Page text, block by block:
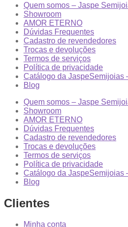
Quem somos – Jaspe
Showroom
AMOR ETERNO
Dúvidas Frequentes
Cadastro de revendedores
Trocas e devoluções
Termos de serviços
Política de privacidade
Catálogo da JaspeSemijoias
Blog
Quem somos – Jaspe
Showroom
AMOR ETERNO
Dúvidas Frequentes
Cadastro de revendedores
Trocas e devoluções
Termos de serviços
Política de privacidade
Catálogo da JaspeSemijoias
Blog
Clientes
Minha conta